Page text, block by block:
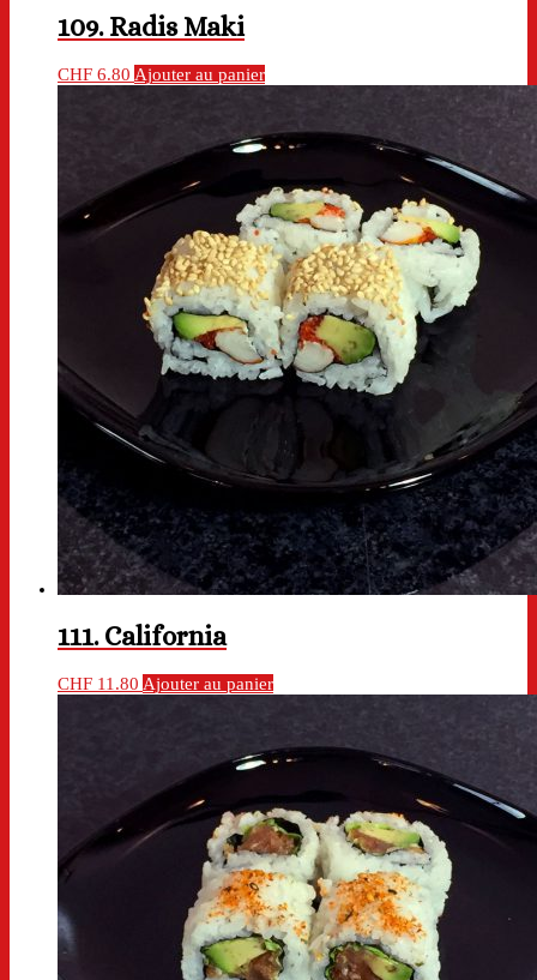
109. Radis Maki
CHF 6.80 Ajouter au panier
111. California
CHF 11.80 Ajouter au panier